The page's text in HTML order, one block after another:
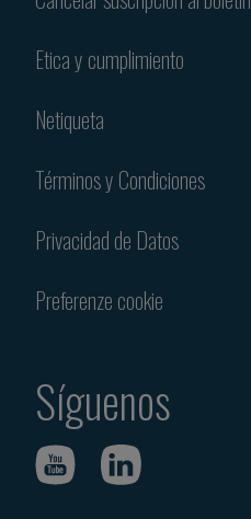
Etica y cumplimiento
Netiqueta
Términos y Condiciones
Privacidad de Datos
Preferenze cookie
Síguenos